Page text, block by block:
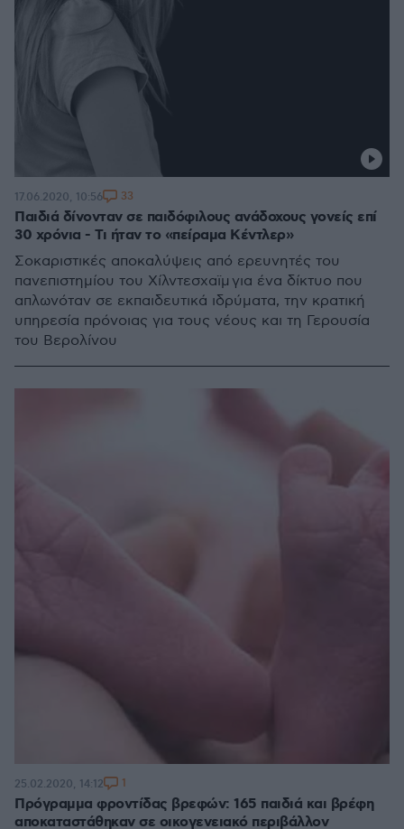
Παιδιά δίνονταν σε παιδόφιλους ανάδοχους γονείς επί
30 χρόνια - Τι ήταν το «πείραμα Κέντλερ»
Σοκαριστικές αποκαλύψεις από ερευνητές του
πανεπιστημίου του Χίλντεσχαϊμ για ένα δίκτυο που
απλωνόταν σε εκπαιδευτικά ιδρύματα, την κρατική
υπηρεσία πρόνοιας για τους νέους και τη Γερουσία
του Βερολίνου
17.06.2020, 10:56 33
Πρόγραμμα φροντίδας βρεφών: 165 παιδιά και βρέφη
αποκαταστάθηκαν σε οικογενειακό περιβάλλον
25.02.2020, 14:12 1